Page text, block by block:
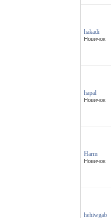
hakadi
Новичок
hapal
Новичок
Harm
Новичок
hehiwgab